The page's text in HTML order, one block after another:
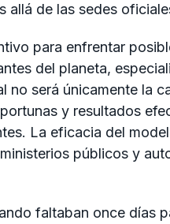
allá de las sedes
para enfrentar
del planeta,
no será únicamente la
y resultados
La eficacia del
públicos y
faltaban once días